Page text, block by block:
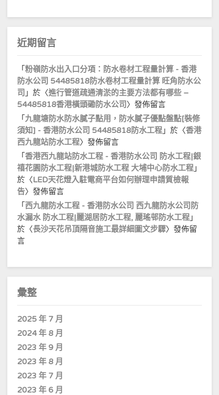
近期留言
「 粉嶺防水出入口分項：防水卷材工程量計算 - 香港
防水公司 54485818防水卷材工程量計算 旺角防水公
司 」於〈進行管道疏通清淤的主要方法都有哪些 –
54485818香港橫頭磡防水公司 〉發佈留言
「 九龍塘防水防水膩子點用，防水膩子優點盤點[裝修
須知] - 香港防水公司 54485818防水工程 」於〈香港
西九龍站防水工程〉發佈留言
「 香港西九龍站防水工程 - 香港防水公司 防水工程|銀
禧花園防水工程|新港城防水工程 大埔中心防水工程 」
於〈LED天花燈入駐電商平台如何辦理申請質檢報
告〉發佈留言
「 西九龍防水工程 - 香港防水公司 西九龍防水公司防
水漏水 防水工程|麗湖居防水工程, 麗瑤邨防水工程 」
於〈長沙天花吊頂隔音施工最詳細圖文步驟〉發佈留
言
彙整
2025 年 7 月
2024 年 8 月
2023 年 9 月
2023 年 8 月
2023 年 7 月
2023 年 6 月